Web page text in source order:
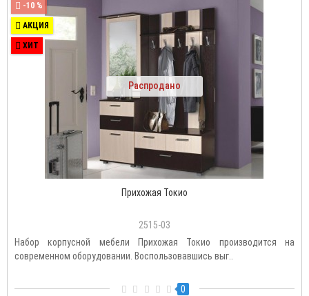
-10 %
АКЦИЯ
ХИТ
Распродано
Прихожая Токио
2515-03
Набор корпусной мебели Прихожая Токио производится на
современном оборудовании. Воспользовавшись выг..
0